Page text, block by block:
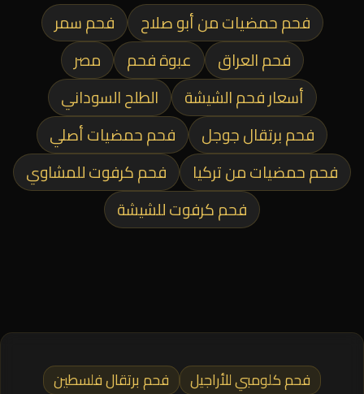
فحم حمضيات من أبو صلاح
فحم سمر
فحم العراق
عبوة فحم
مصر
أسعار فحم الشيشة
الطلح السوداني
فحم برتقال جوجل
فحم حمضيات أصلي
فحم حمضيات من تركيا
فحم كرفوت للمشاوي
فحم كرفوت للشيشة
فحم كلومبي للأراجيل
فحم برتقال فلسطين